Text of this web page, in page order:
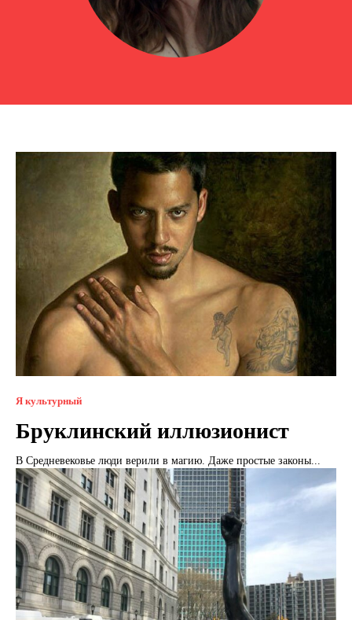
Я культурный
Бруклинский иллюзионист
В Средневековье люди верили в магию. Даже простые законы...